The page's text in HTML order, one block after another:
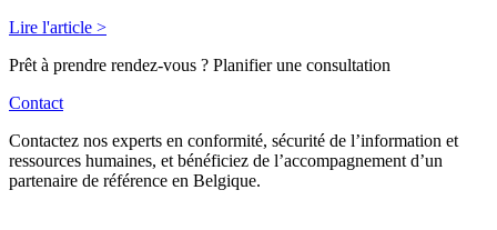
Lire l'article >
Prêt à prendre rendez-vous ? Planifier une consultation
Contact
Contactez nos experts en conformité, sécurité de l’information et
ressources humaines, et bénéficiez de l’accompagnement d’un
partenaire de référence en Belgique.